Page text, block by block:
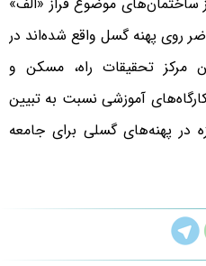
در حال حاضر روی پهنه گسل واقع شده‌اند در
مرکز تحقیقات راه، مسکن و
آموزشی نسبت به تبیین
در پهنه‌های گسلی برای جامعه